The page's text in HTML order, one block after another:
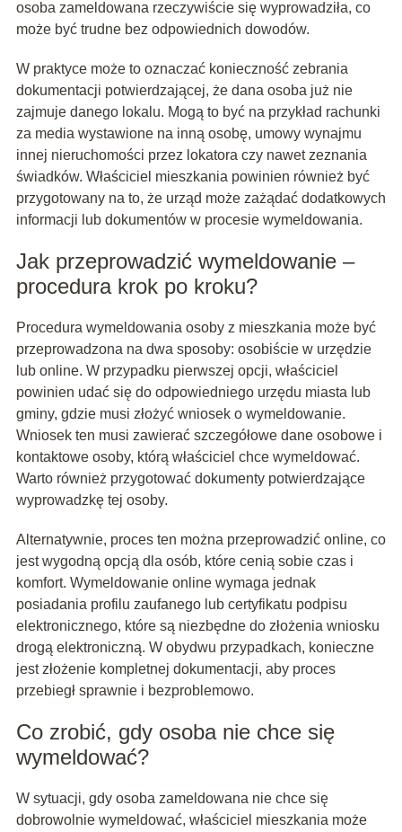
osoba zameldowana rzeczywiście się wyprowadziła, co
może być trudne bez odpowiednich dowodów.
W praktyce może to oznaczać konieczność zebrania
dokumentacji potwierdzającej, że dana osoba już nie
zajmuje danego lokalu. Mogą to być na przykład rachunki
za media wystawione na inną osobę, umowy wynajmu
innej nieruchomości przez lokatora czy nawet zeznania
świadków. Właściciel mieszkania powinien również być
przygotowany na to, że urząd może zażądać dodatkowych
informacji lub dokumentów w procesie wymeldowania.
Jak przeprowadzić wymeldowanie –
procedura krok po kroku?
Procedura wymeldowania osoby z mieszkania może być
przeprowadzona na dwa sposoby: osobiście w urzędzie
lub online. W przypadku pierwszej opcji, właściciel
powinien udać się do odpowiedniego urzędu miasta lub
gminy, gdzie musi złożyć wniosek o wymeldowanie.
Wniosek ten musi zawierać szczegółowe dane osobowe i
kontaktowe osoby, którą właściciel chce wymeldować.
Warto również przygotować dokumenty potwierdzające
wyprowadzkę tej osoby.
Alternatywnie, proces ten można przeprowadzić online, co
jest wygodną opcją dla osób, które cenią sobie czas i
komfort. Wymeldowanie online wymaga jednak
posiadania profilu zaufanego lub certyfikatu podpisu
elektronicznego, które są niezbędne do złożenia wniosku
drogą elektroniczną. W obydwu przypadkach, konieczne
jest złożenie kompletnej dokumentacji, aby proces
przebiegł sprawnie i bezproblemowo.
Co zrobić, gdy osoba nie chce się
wymeldować?
W sytuacji, gdy osoba zameldowana nie chce się
dobrowolnie wymeldować, właściciel mieszkania może